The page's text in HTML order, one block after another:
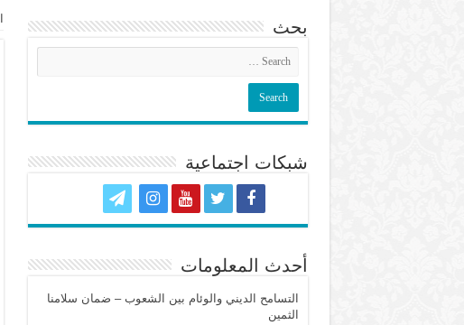
بحث
شبكات اجتماعية
أحدث المعلومات
التسامح الديني والوئام بين الشعوب – ضمان سلامنا
الثمين